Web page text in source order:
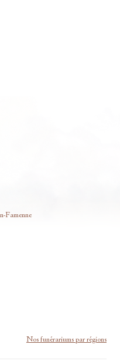
Famenne
Nos funérariums par régions